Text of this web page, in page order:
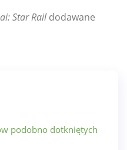
Star Raildodawane
podobno dotkniętych